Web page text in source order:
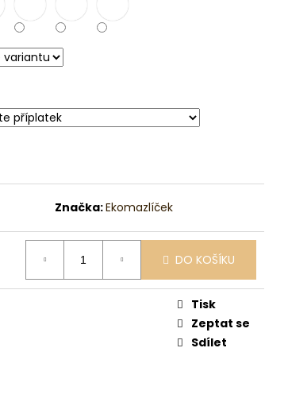
Značka:Ekomazlíček
DO KOŠÍKU
Tisk
Zeptat se
Sdílet